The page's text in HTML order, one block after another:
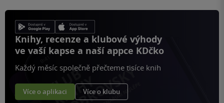
Knihy, recenze a klubové výhody
ve vaší kapse a naší appce KDčko
Každý měsíc společně přečteme tisíce knih
Více o aplikaci Více o klubu